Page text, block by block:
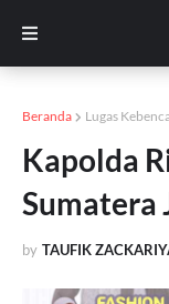
Beranda Lugas
Kapolda
Sumatera
by TAUFIK